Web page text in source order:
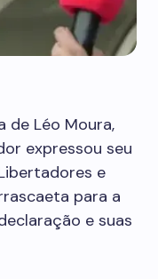
de Léo Moura,
expressou seu
e
para a
e suas